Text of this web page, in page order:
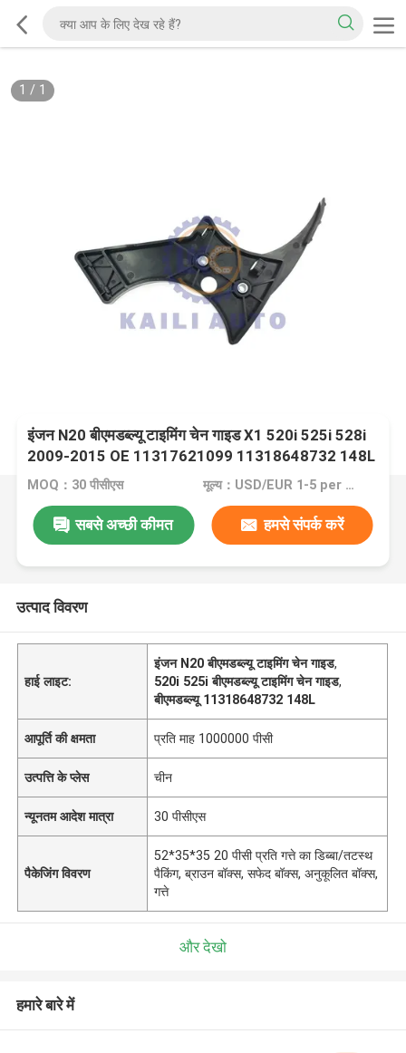
1 / 1
इंजन N20 बीएमडब्ल्यू टाइमिंग चेन गाइड X1 520i 525i 528i
2009-2015 OE 11317621099 11318648732 148L
MOQ：30 पीसीएस मूल्य：USD/EUR 1-5 per pcs
सबसे अच्छी कीमत हमसे संपर्क करें
उत्पाद विवरण
हाई लाइट:
इंजन N20 बीएमडब्ल्यू टाइमिंग चेन गाइड,
520i 525i बीएमडब्ल्यू टाइमिंग चेन गाइड,
बीएमडब्ल्यू 11318648732 148L
आपूर्ति की क्षमता प्रति माह 1000000 पीसी
उत्पत्ति के प्लेस चीन
न्यूनतम आदेश मात्रा 30 पीसीएस
पैकेजिंग विवरण
52*35*35 20 पीसी प्रति गत्ते का डिब्बा/तटस्थ
पैकिंग, ब्राउन बॉक्स, सफेद बॉक्स, अनुकूलित बॉक्स,
गत्ते
और देखो
हमारे बारे में